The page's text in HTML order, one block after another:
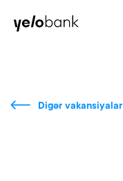
Fərdi Biznes
Digər vakansiyalar